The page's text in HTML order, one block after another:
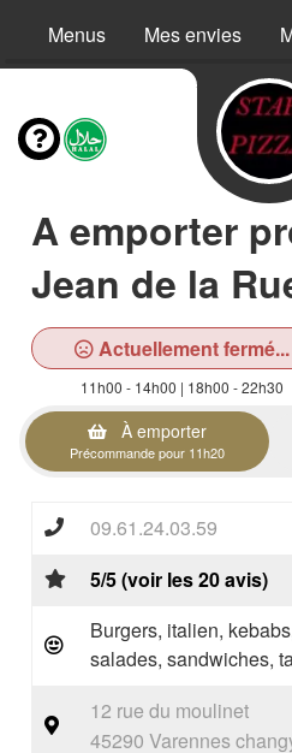
Menus Mes envies
A emporter
Jean de la
Actuellement fermé...
11h00 - 14h00 | 18h00 - 22h30
À emporter
Précommande pour 11h20
09.61.24.03.59
5/5 (voir les 20 avis)
Burgers, italien,
salades, sandwiches,
12 rue du moulinet
45290 Varennes